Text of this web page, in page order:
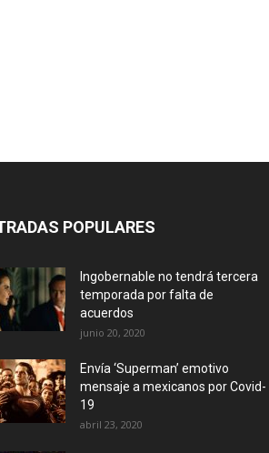
POPULARES
Ingobernable no tendrá tercera
temporada por falta de
acuerdos
junio 20, 2020
Envía ‘Superman’ emotivo
mensaje a mexicanos por Covid-
19
abril 23, 2020